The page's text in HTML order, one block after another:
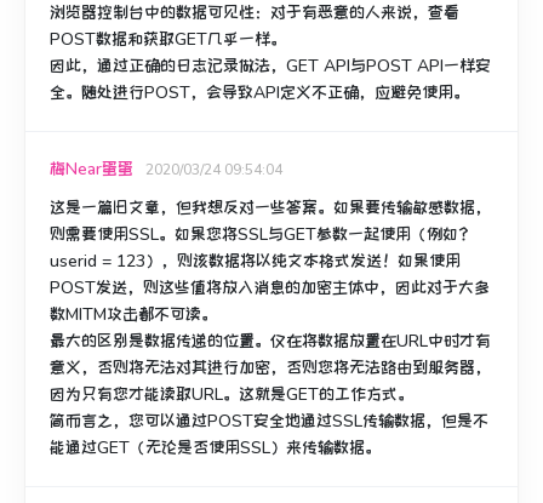
浏览器控制台中的数据可见性： 对于有恶意的人来说，查看
POST数据和获取GET几乎一样。
因此，通过正确的日志记录做法，GET API与POST API一样安
全。 随处进行POST，会导致API定义不正确，应避免使用。
梅Near蛋蛋 2020/03/24 09:54:04
这是一篇旧文章，但我想反对一些答案。 如果要传输敏感数据，
则需要使用SSL。 如果您将SSL与GET参数一起使用（例如？
userid = 123），则该数据将以纯文本格式发送！ 如果使用
POST发送，则这些值将放入消息的加密主体中，因此对于大多
数MITM攻击都不可读。
最大的区别是数据传递的位置。 仅在将数据放置在URL中时才有
意义，否则将无法对其进行加密，否则您将无法路由到服务器，
因为只有您才能读取URL。 这就是GET的工作方式。
简而言之，您可以通过POST安全地通过SSL传输数据，但是不
能通过GET（无论是否使用SSL）来传输数据。